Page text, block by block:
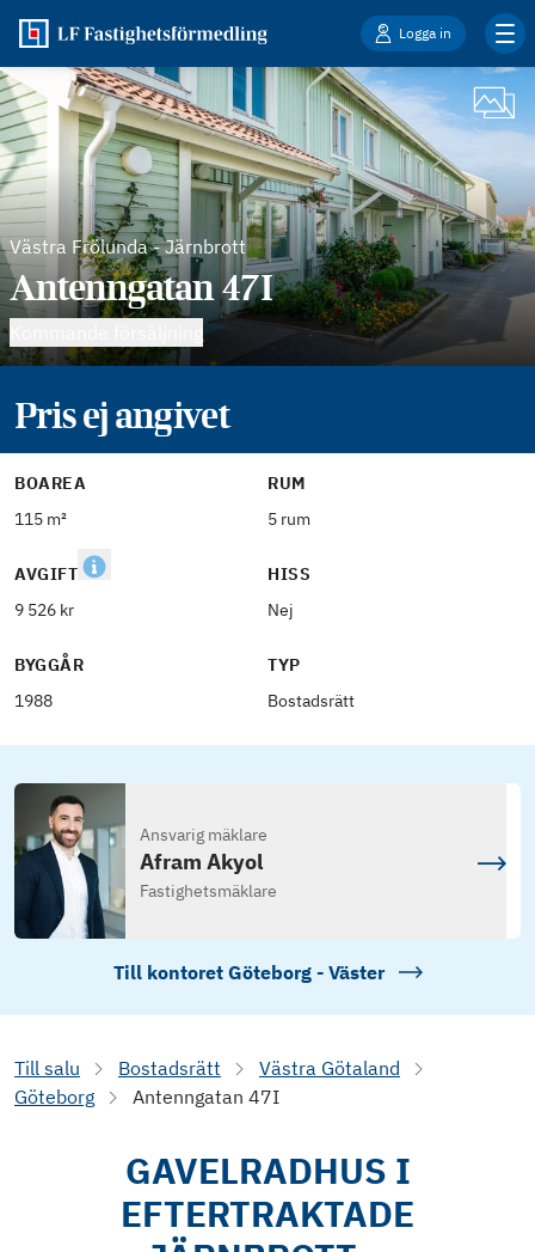
Logga in
Västra Frölunda-Järnbrott
Antenngatan 47I
Pris ej angivet
BOAREA
115 m²
RUM
5 rum
AVGIFT
9 526 kr
HISS
Nej
BYGGÅR
1988
TYP
Bostadsrätt
Ansvarig mäklare
Afram Akyol
Fastighetsmäklare
Till kontoret Göteborg - Väster
Till salu Bostadsrätt
Västra Götaland
Göteborg
Antenngatan 47I
GAVELRADHUS I
EFTERTRAKTADE